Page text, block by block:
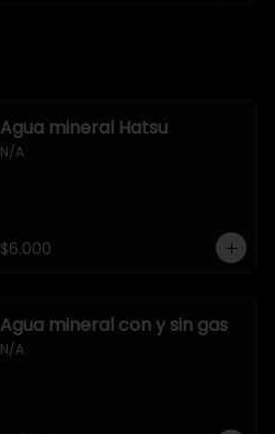
Agua mineral Hatsu
N/A
$6.000
Agua mineral con y sin gas
N/A